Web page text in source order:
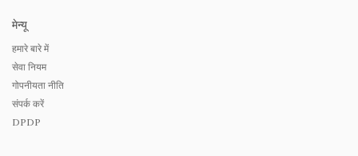
मेन्यू
हमारे बारे में
सेवा नियम
गोपनीयता नीति
संपर्क करें
DPDP